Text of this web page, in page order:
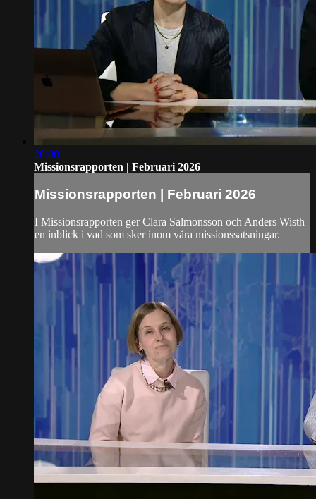
28:08
Missionsrapporten | Februari 2026
Missionsrapporten | Februari 2026
I Missionsrapporten ger Clara Salmonsson och Anders Wisth
en inblick i vad som sker inom våra missionssatsningar.